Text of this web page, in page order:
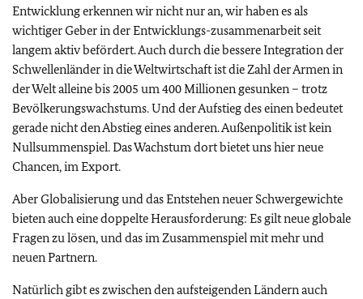
Entwicklung erkennen wir nicht nur an, wir haben es als
wichtiger Geber in der Entwicklungs-zusammenarbeit seit
langem aktiv befördert. Auch durch die bessere Integration der
Schwellenländer in die Weltwirtschaft ist die Zahl der Armen in
der Welt alleine bis 2005 um 400 Millionen gesunken – trotz
Bevölkerungswachstums. Und der Aufstieg des einen bedeutet
gerade nicht den Abstieg eines anderen. Außenpolitik ist kein
Nullsummenspiel. Das Wachstum dort bietet uns hier neue
Chancen, im Export.
Aber Globalisierung und das Entstehen neuer Schwergewichte
bieten auch eine doppelte Herausforderung: Es gilt neue globale
Fragen zu lösen, und das im Zusammenspiel mit mehr und
neuen Partnern.
Natürlich gibt es zwischen den aufsteigenden Ländern auch